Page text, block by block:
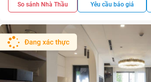
So sánh Nhà Thầu
Yêu cầu báo giá